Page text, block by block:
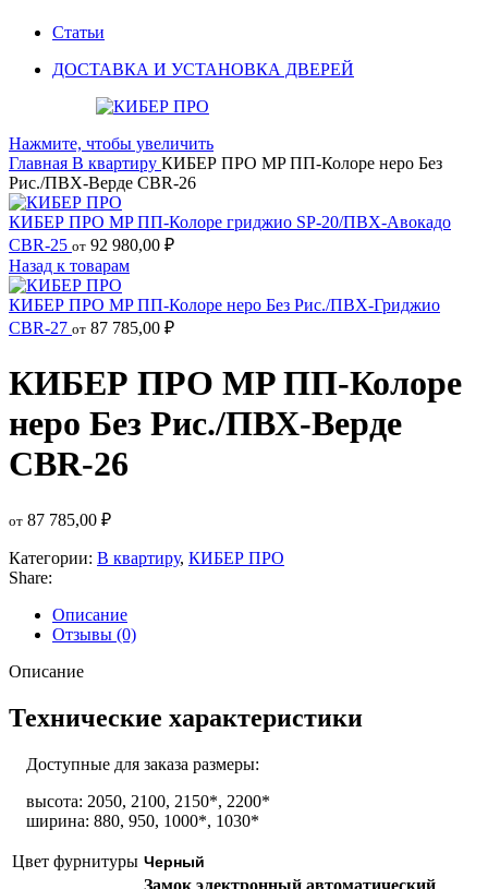
Статьи
ДОСТАВКА И УСТАНОВКА ДВЕРЕЙ
Нажмите, чтобы увеличить
Главная В квартиру КИБЕР ПРО MP ПП-Колоре неро Без
Рис./ПВХ-Верде CBR-26
КИБЕР ПРО MP ПП-Колоре гриджио SP-20/ПВХ-Авокадо
CBR-25 от 92 980,00 ₽
Назад к товарам
КИБЕР ПРО MP ПП-Колоре неро Без Рис./ПВХ-Гриджио
CBR-27 от 87 785,00 ₽
КИБЕР ПРО MP ПП-Колоре
неро Без Рис./ПВХ-Верде
CBR-26
от 87 785,00 ₽
Категории: В квартиру, КИБЕР ПРО
Share:
Описание
Отзывы (0)
Описание
Технические характеристики
Доступные для заказа размеры:
высота: 2050, 2100, 2150*, 2200*
ширина: 880, 950, 1000*, 1030*
Цвет фурнитуры Черный
Замок электронный автоматический